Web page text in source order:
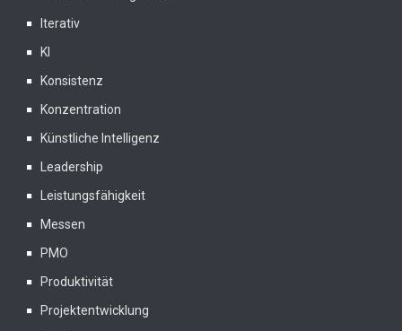
Iterativ
KI
Konsistenz
Konzentration
Künstliche Intelligenz
Leadership
Leistungsfähigkeit
Messen
PMO
Produktivität
Projektentwicklung